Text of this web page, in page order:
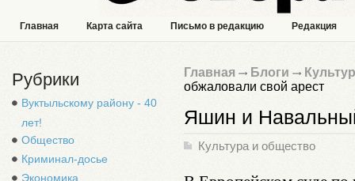
Главная Карта сайта Письмо в редакцию Редакция
Рубрики
Вуктыльскому району - 40
лет!
Общество
Криминал-досье
Экономика
Главная Блоги
обжаловали свой арест
Яшин и
Культура и общество